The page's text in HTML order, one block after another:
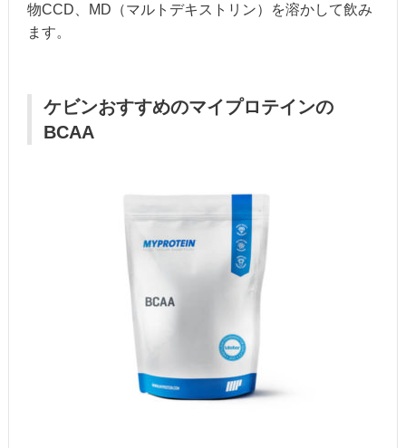
物CCD、MD（マルトデキストリン）を溶かして飲み
ます。
ケビンおすすめのマイプロテインの
BCAA